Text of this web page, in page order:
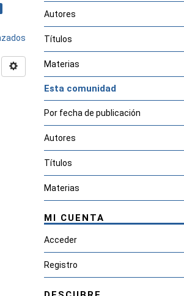
Autores
Títulos
Materias
Esta comunidad
Por fecha de publicación
Autores
Títulos
Materias
MI CUENTA
Acceder
Registro